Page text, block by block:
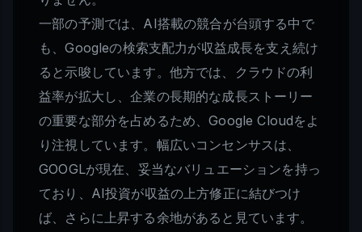
一部の予測では、AI搭載の競合が台頭する中で
も、Googleの検索支配力が収益成長を支え続け
ると示唆しています。他方では、クラウドの利
益率が拡大し、企業の長期的な成長ストーリー
の重要な部分を占めるため、Google Cloudをよ
り注視しています。幅広いコンセンサスは、
GOOGLが現在、妥当なバリュエーションを持っ
ており、AI投資が収益の上方修正に結びつけ
ば、さらに上昇する余地があると見ています。